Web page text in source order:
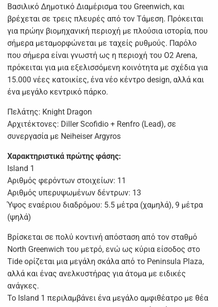
Βασιλικό Δημοτικό Διαμέρισμα του Greenwich, και
βρέχεται σε τρεις πλευρές από τον Τάμεση. Πρόκειται
για πρώην βιομηχανική περιοχή με πλούσια ιστορία, που
σήμερα μεταμορφώνεται με ταχείς ρυθμούς. Παρόλο
που σήμερα είναι γνωστή ως η περιοχή του O2 Arena,
πρόκειται για μια εξελισσόμενη κοινότητα με σχέδια για
15.000 νέες κατοικίες, ένα νέο κέντρο design, αλλά και
ένα μεγάλο κεντρικό πάρκο.
Πελάτης: Knight Dragon
Αρχιτέκτονες: Diller Scofidio + Renfro (Lead), σε
συνεργασία με Neiheiser Argyros
Χαρακτηριστικά πρώτης φάσης:
Island 1
Αριθμός φερόντων στοιχείων: 11
Αριθμός υπερυψωμένων δέντρων: 13
Ύψος εναέριου διαδρόμου: 5.5 μέτρα (χαμηλά), 9 μέτρα
(ψηλά)
Βρίσκεται σε πολύ κοντινή απόσταση από τον σταθμό
North Greenwich του μετρό, ενώ ως κύρια είσοδος στο
Tide ορίζεται μια μεγάλη σκάλα από το Peninsula Plaza,
αλλά και ένας ανελκυστήρας για άτομα με ειδικές
ανάγκες.
Το Island 1 περιλαμβάνει ένα μεγάλο αμφιθέατρο με θέα